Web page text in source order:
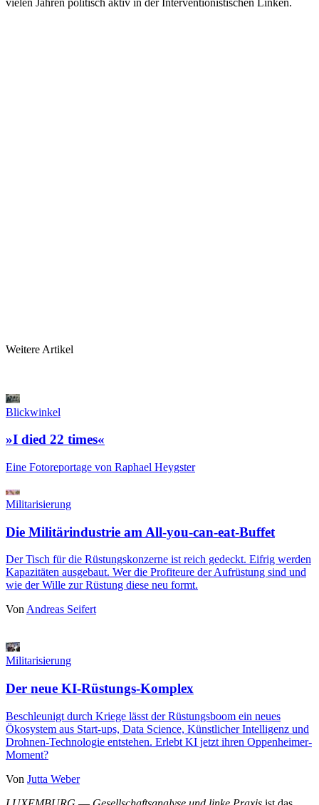
Weitere Artikel
Blickwinkel
»I died 22 times«
Eine Fotoreportage von Raphael Heygster
Militarisierung
Die Militärindustrie am All-you-can-eat-Buffet
Der Tisch für die Rüstungskonzerne ist reich gedeckt. Eifrig werden
Kapazitäten ausgebaut. Wer die Profiteure der Aufrüstung sind und
wie der Wille zur Rüstung diese neu formt.
VonAndreas Seifert
Militarisierung
Der neue KI-Rüstungs-Komplex
Beschleunigt durch Kriege lässt der Rüstungsboom ein neues
Ökosystem aus Start-ups, Data Science, Künstlicher Intelligenz und
Drohnen-Technologie entstehen. Erlebt KI jetzt ihren Oppenheimer-
Moment?
Von Jutta Weber